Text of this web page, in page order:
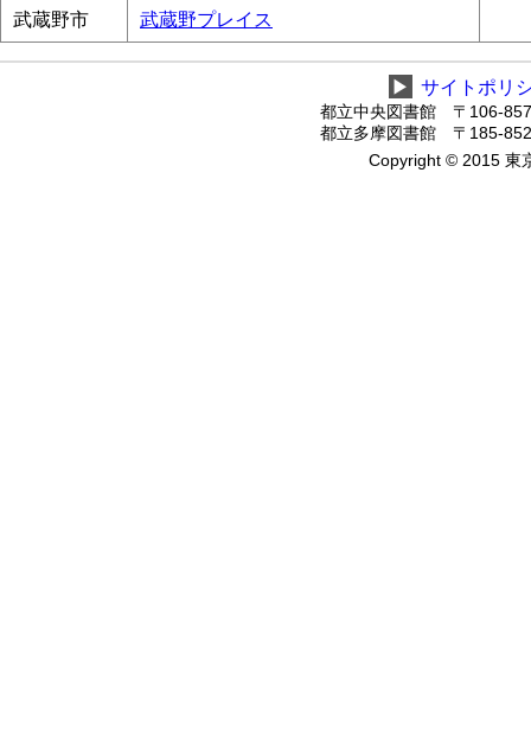
武蔵野市 武蔵野プレイス
▶ サイトポリ
都立中央図書館 〒106-
都立多摩図書館 〒185-
Copyright © 2015 東